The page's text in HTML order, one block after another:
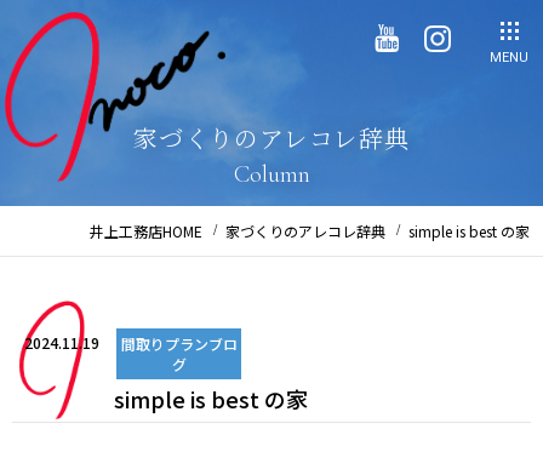
MENU
家づくりのアレコレ辞典
Column
井上工務店HOME 家づくりのアレコレ辞典 simple is best の家
2024.11.19
間取りプランブロ
グ
simple is best の家